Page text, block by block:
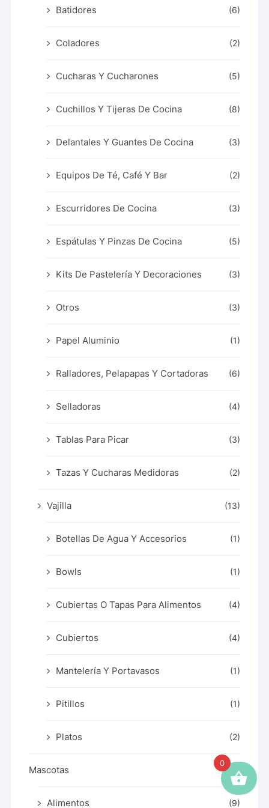
Batidores (6)
Coladores (2)
Cucharas Y Cucharones (5)
Cuchillos Y Tijeras De Cocina (8)
Delantales Y Guantes De Cocina (3)
Equipos De Té, Café Y Bar (2)
Escurridores De Cocina (3)
Espátulas Y Pinzas De Cocina (5)
Kits De Pastelería Y Decoraciones (3)
Otros (3)
Papel Aluminio (1)
Ralladores, Pelapapas Y Cortadoras (6)
Selladoras (4)
Tablas Para Picar (3)
Tazas Y Cucharas Medidoras (2)
Vajilla (13)
Botellas De Agua Y Accesorios (1)
Bowls (1)
Cubiertas O Tapas Para Alimentos (4)
Cubiertos (4)
Mantelería Y Portavasos (1)
Pitillos (1)
Platos (2)
Mascotas (9)
Alimentos (9)
0